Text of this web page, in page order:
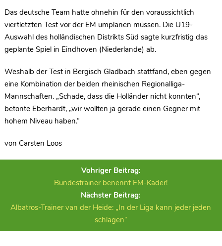
Das deutsche Team hatte ohnehin für den voraussichtlich
viertletzten Test vor der EM umplanen müssen. Die U19-
Auswahl des holländischen Distrikts Süd sagte kurzfristig das
geplante Spiel in Eindhoven (Niederlande) ab.
Weshalb der Test in Bergisch Gladbach stattfand, eben gegen
eine Kombination der beiden rheinischen Regionalliga-
Mannschaften. „Schade, dass die Holländer nicht konnten“,
betonte Eberhardt, „wir wollten ja gerade einen Gegner mit
hohem Niveau haben.“
von Carsten Loos
Vohriger Beitrag:
Bundestrainer benennt EM-Kader!
Nächster Beitrag:
Albatros-Trainer van der Heide: „In der Liga kann jeder jeden
schlagen“